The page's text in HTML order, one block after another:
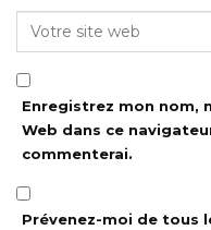
Enregistrez mon nom,
Web dans ce
commenterai.
Prévenez-moi de tous